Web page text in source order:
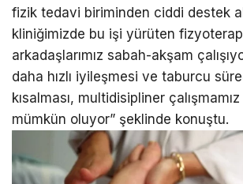
fizik tedavi biriminden ciddi destek
kliniğimizde bu işi yürüten
arkadaşlarımız sabah-akşam
daha hızlı iyileşmesi ve taburcu
kısalması, multidisipliner
mümkün oluyor” şeklinde konuştu.